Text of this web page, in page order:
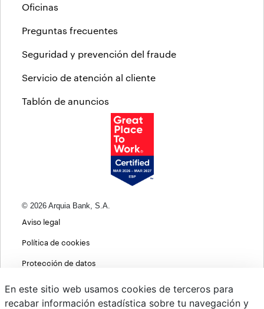
Oficinas
Preguntas frecuentes
Seguridad y prevención del fraude
Servicio de atención al cliente
Tablón de anuncios
© 2026 Arquia Bank, S.A.
Aviso legal
Política de cookies
Protección de datos
MIFID
En este sitio web usamos cookies de terceros para
recabar información estadística sobre tu navegación y